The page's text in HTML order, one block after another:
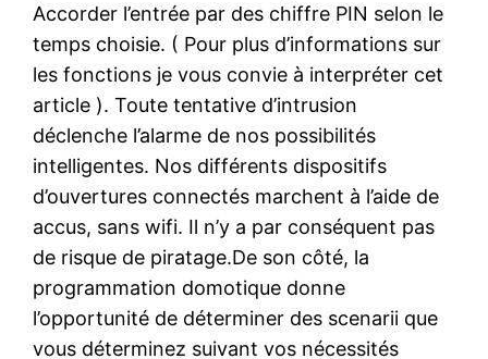
Accorder l’entrée par des chiffre PIN selon le
temps choisie. ( Pour plus d’informations sur
les fonctions je vous convie à interpréter cet
article ). Toute tentative d’intrusion
déclenche l’alarme de nos possibilités
intelligentes. Nos différents dispositifs
d’ouvertures connectés marchent à l’aide de
accus, sans wifi. Il n’y a par conséquent pas
de risque de piratage.De son côté, la
programmation domotique donne
l’opportunité de déterminer des scenarii que
vous déterminez suivant vos nécessités